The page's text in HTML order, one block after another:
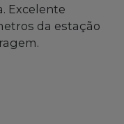
Excelente
da estação